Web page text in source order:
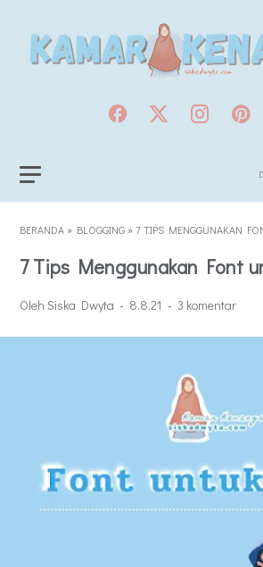
BERANDA » BLOGGING »7 TIPS MENGGUNAKAN
7 Tips Menggunakan Font
Oleh Siska Dwyta 8.8.21 3 komentar